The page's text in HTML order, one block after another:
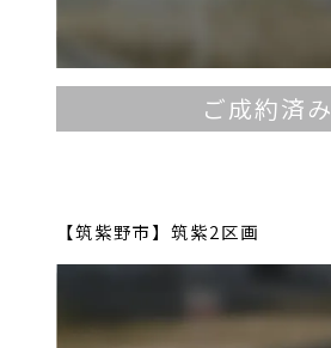
ご成約済み
【筑紫野市】筑紫2区画